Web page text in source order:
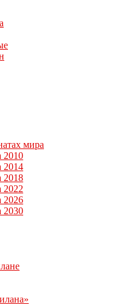
мира
2010
2014
2018
2022
2026
2030